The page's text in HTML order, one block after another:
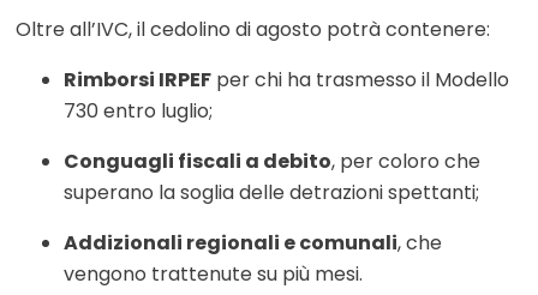
Oltre all’IVC, il cedolino di agosto potrà contenere:
Rimborsi IRPEF per chi ha trasmesso il Modello
730 entro luglio;
Conguagli fiscali a debito, per coloro che
superano la soglia delle detrazioni spettanti;
Addizionali regionali e comunali, che
vengono trattenute su più mesi.